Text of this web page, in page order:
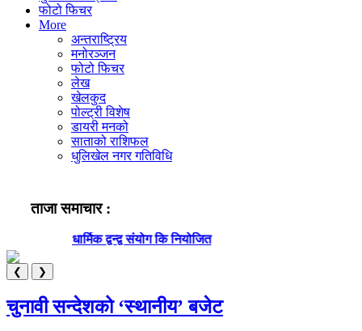
फोटो फिचर
More
अन्तराष्ट्रिय
मनोरञ्जन
फोटो फिचर
लेख
खेलकुद
पोल्ट्री विशेष
डायरी मनको
साताको राशिफल
धुलिखेल नगर गतिविधि
ताजा समाचार :
धार्मिक द्वन्द्व संयोग कि नियोजित
❮ ❯
चुनावी सन्देशको ‘स्थानीय’ बजेट